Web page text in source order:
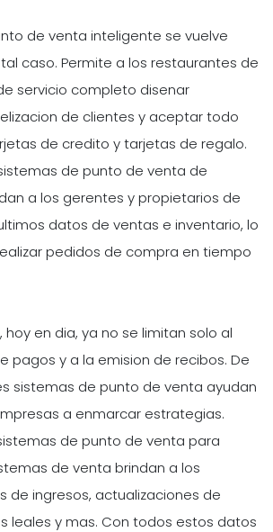
de venta inteligente se vuelve
caso. Permite a los restaurantes de
servicio completo disenar
de clientes y aceptar todo
de credito y tarjetas de regalo.
de punto de venta de
a los gerentes y propietarios de
datos de ventas e inventario, lo
pedidos de compra en tiempo
hoy en dia, ya no se limitan solo al
pagos y a la emision de recibos. De
sistemas de punto de venta ayudan
a enmarcar estrategias.
de punto de venta para
de venta brindan a los
de ingresos, actualizaciones de
leales y mas. Con todos estos datos